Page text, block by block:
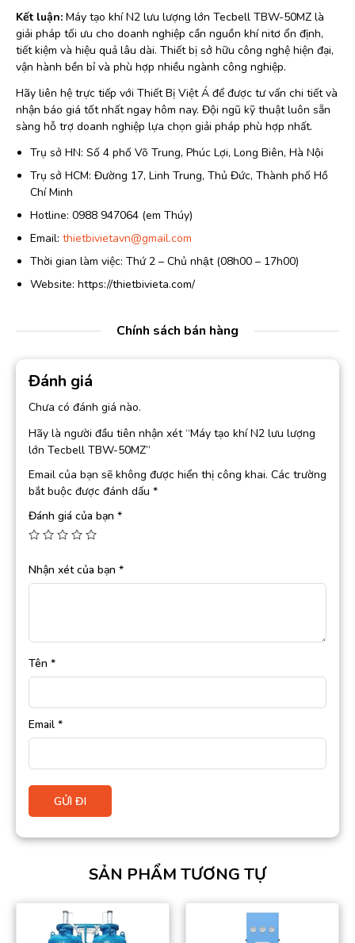
Kết luận: Máy tạo khí N2 lưu lượng lớn Tecbell TBW-50MZ là
giải pháp tối ưu cho doanh nghiệp cần nguồn khí nitơ ổn định,
tiết kiệm và hiệu quả lâu dài. Thiết bị sở hữu công nghệ hiện đại,
vận hành bền bỉ và phù hợp nhiều ngành công nghiệp.
Hãy liên hệ trực tiếp với Thiết Bị Việt Á để được tư vấn chi tiết và
nhận báo giá tốt nhất ngay hôm nay. Đội ngũ kỹ thuật luôn sẵn
sàng hỗ trợ doanh nghiệp lựa chọn giải pháp phù hợp nhất.
Trụ sở HN: Số 4 phố Võ Trung, Phúc Lợi, Long Biên, Hà Nội
Trụ sở HCM: Đường 17, Linh Trung, Thủ Đức, Thành phố Hồ
Chí Minh
Hotline: 0988 947064 (em Thúy)
Email: thietbivietavn@gmail.com
Thời gian làm việc: Thứ 2 – Chủ nhật (08h00 – 17h00)
Website: https://thietbivieta.com/
Chính sách bán hàng
Đánh giá
Chưa có đánh giá nào.
Hãy là người đầu tiên nhận xét “Máy tạo khí N2 lưu lượng
lớn Tecbell TBW-50MZ”
Email của bạn sẽ không được hiển thị công khai. Các trường
bắt buộc được đánh dấu *
Đánh giá của bạn *
Nhận xét của bạn *
Tên *
Email *
SẢN PHẨM TƯƠNG TỰ